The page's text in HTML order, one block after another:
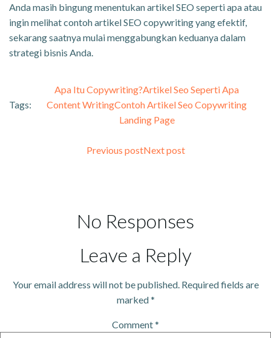
Anda masih bingung menentukan artikel SEO seperti apa atau
ingin melihat contoh artikel SEO copywriting yang efektif,
sekarang saatnya mulai menggabungkan keduanya dalam
strategi bisnis Anda.
Tags:
Apa Itu Copywriting?Artikel Seo Seperti Apa
Content WritingContoh Artikel Seo Copywriting
Landing Page
Previous postNext post
No Responses
Leave a Reply
Your email address will not be published. Required fields are
marked*
Comment*